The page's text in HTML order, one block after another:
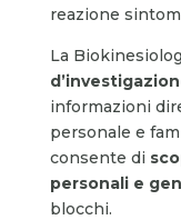
reazione
La
informazioni
personale e
consente di
personali e
blocchi.